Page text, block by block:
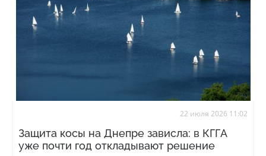
22 июля 2026 11:02
Защита косы на Днепре зависла: в КГГА
уже почти год откладывают решение